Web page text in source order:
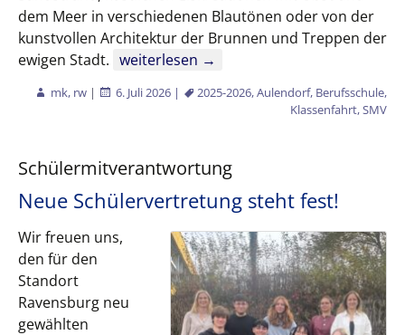
dem Meer in verschiedenen Blautönen oder von der
kunstvollen Architektur der Brunnen und Treppen der
ewigen Stadt. SMV-Abschlussfahrt der
weiterlesen →
mk, rw | 6. Juli 2026 | 2025-2026,Aulendorf, Berufsschule,
Klassenfahrt,SMV
Schülermitverantwortung
Neue Schülervertretung steht fest!
Wir freuen uns,
den für den
Standort
Ravensburg neu
gewählten